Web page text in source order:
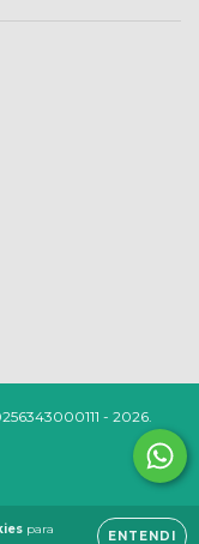
para
ENTENDI
- 2026.